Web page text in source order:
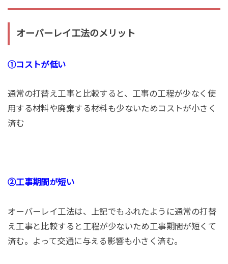
オーバーレイ工法のメリット
①コストが低い
通常の打替え工事と比較すると、工事の工程が少なく使
用する材料や廃棄する材料も少ないためコストが小さく
済む
②工事期間が短い
オーバーレイ工法は、上記でもふれたように通常の打替
え工事と比較すると工程が少ないため工事期間が短くて
済む。よって交通に与える影響も小さく済む。